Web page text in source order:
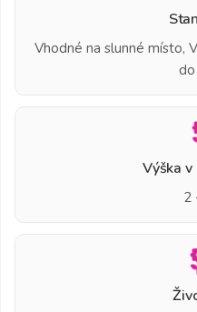
Vhodné na slunné místo,
Výška
2